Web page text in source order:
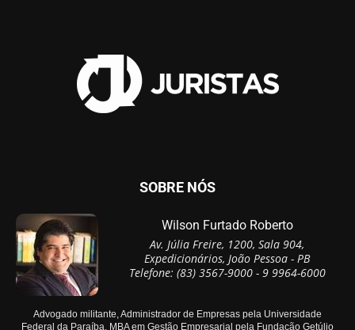
SOBRE NÓS
Wilson Furtado Roberto
Av. Júlia Freire, 1200, Sala 904,
Expedicionários, João Pessoa - PB
Telefone: (83) 3567-9000 - 9 9964-6000
Advogado militante, Administrador de Empresas pela Universidade
Federal da Paraíba, MBA em Gestão Empresarial pela Fundação Getúlio